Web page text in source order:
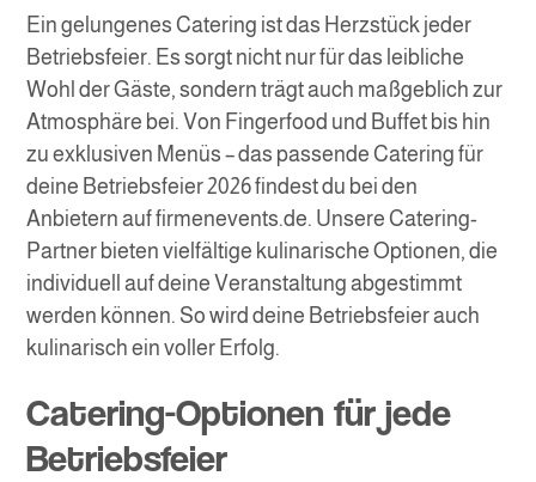
Ein gelungenes Catering ist das Herzstück jeder
Betriebsfeier. Es sorgt nicht nur für das leibliche
Wohl der Gäste, sondern trägt auch maßgeblich zur
Atmosphäre bei. Von Fingerfood und Buffet bis hin
zu exklusiven Menüs – das passende Catering für
deine Betriebsfeier 2026 findest du bei den
Anbietern auf firmenevents.de. Unsere Catering-
Partner bieten vielfältige kulinarische Optionen, die
individuell auf deine Veranstaltung abgestimmt
werden können. So wird deine Betriebsfeier auch
kulinarisch ein voller Erfolg.
Catering-Optionen für jede
Betriebsfeier